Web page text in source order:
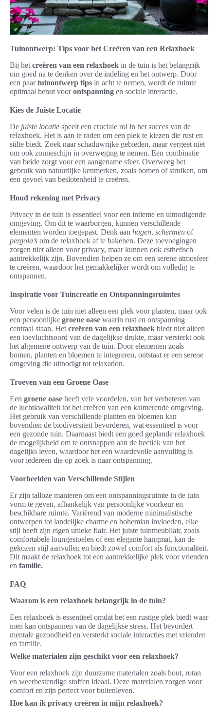
Tuinontwerp: Tips voor het Creëren van een Relaxhoek
Bij het creëren van een relaxhoek in de tuin is het belangrijk
om goed na te denken over de indeling en het ontwerp. Door
een paartuinontwerp tips in acht te nemen, wordt de ruimte
optimaal benut voorontspanning en sociale interactie.
Kies de Juiste Locatie
De juiste locatie speelt een cruciale rol in het succes van de
relaxhoek. Het is aan te raden om een plek te kiezen die rust en
stilte biedt. Zoek naar schaduwrijke gebieden, maar vergeet niet
om ook zonneschijn in overweging te nemen. Een combinatie
van beide zorgt voor een aangename sfeer. Overweeg het
gebruik van natuurlijke kenmerken, zoals bomen of struiken, om
een gevoel van beslotenheid te creëren.
Houd rekening met Privacy
Privacy in de tuin is essentieel voor een intieme en uitnodigende
omgeving. Om dit te waarborgen, kunnen verschillende
elementen worden toegepast. Denk aan hagen, schermen of
pergola’s om de relaxhoek af te bakenen. Deze toevoegingen
zorgen niet alleen voor privacy, maar kunnen ook esthetisch
aantrekkelijk zijn. Bovendien helpen ze om een serene atmosfeer
te creëren, waardoor het gemakkelijker wordt om volledig te
ontspannen.
Inspiratie voor Tuincreatie en Ontspanningsruimtes
Voor velen is de tuin niet alleen een plek voor planten, maar ook
een persoonlijke groene oase waarin rust en ontspanning
centraal staan. Het creëren van een relaxhoek biedt niet alleen
een toevluchtsoord van de dagelijkse drukte, maar versterkt ook
het algemene ontwerp van de tuin. Door elementen zoals
bomen, planten en bloemen te integreren, ontstaat er een serene
omgeving die uitnodigt tot relaxation.
Troeven van een Groene Oase
Een groene oase heeft vele voordelen, van het verbeteren van
de luchtkwaliteit tot het creëren van een kalmerende omgeving.
Het gebruik van verschillende planten en bloemen kan
bovendien de biodiversiteit bevorderen, wat essentieel is voor
een gezonde tuin. Daarnaast biedt een goed geplande relaxhoek
de mogelijkheid om te ontsnappen aan de hectiek van het
dagelijks leven, waardoor het een waardevolle aanvulling is
voor iedereen die op zoek is naar ontspanning.
Voorbeelden van Verschillende Stijlen
Er zijn talloze manieren om een ontspanningsruimte in de tuin
vorm te geven, afhankelijk van persoonlijke voorkeur en
beschikbare ruimte. Variërend van moderne minimalistische
ontwerpen tot landelijke charme en bohemian invloeden, elke
stijl heeft zijn eigen unieke flair. Het juiste tuinmeubilair, zoals
comfortabele loungestoelen of een elegante hangmat, kan de
gekozen stijl aanvullen en biedt zowel comfort als functionaliteit.
Dit maakt de relaxhoek tot een aantrekkelijke plek voor vrienden
en familie.
FAQ
Waarom is een relaxhoek belangrijk in de tuin?
Een relaxhoek is essentieel omdat het een rustige plek biedt waar
men kan ontspannen van de dagelijkse stress. Het bevordert
mentale gezondheid en versterkt sociale interacties met vrienden
en familie.
Welke materialen zijn geschikt voor een relaxhoek?
Voor een relaxhoek zijn duurzame materialen zoals hout, rotan
en weerbestendige stoffen ideaal. Deze materialen zorgen voor
comfort en zijn perfect voor buitenleven.
Hoe kan ik privacy creëren in mijn relaxhoek?